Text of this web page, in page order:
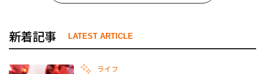
新着記事 LATEST ARTICLE
ライフ